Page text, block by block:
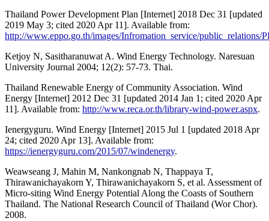
Thailand Power Development Plan [Internet] 2018 Dec 31 [updated
2019 May 3; cited 2020 Apr 11]. Available from:
http://www.eppo.go.th/images/Infromation_service/public_relations/
Ketjoy N, Sasitharanuwat A. Wind Energy Technology. Naresuan
University Journal 2004; 12(2): 57-73. Thai.
Thailand Renewable Energy of Community Association. Wind
Energy [Internet] 2012 Dec 31 [updated 2014 Jan 1; cited 2020 Apr
11]. Available from: http://www.reca.or.th/library-wind-power.aspx.
Ienergyguru. Wind Energy [Internet] 2015 Jul 1 [updated 2018 Apr
24; cited 2020 Apr 13]. Available from:
https://ienergyguru.com/2015/07/windenergy.
Weawseang J, Mahin M, Nankongnab N, Thappaya T,
Thirawanichayakorn Y, Thirawanichayakorn S, et al. Assessment of
Micro-siting Wind Energy Potential Along the Coasts of Southern
Thailand. The National Research Council of Thailand (Wor Chor).
2008.